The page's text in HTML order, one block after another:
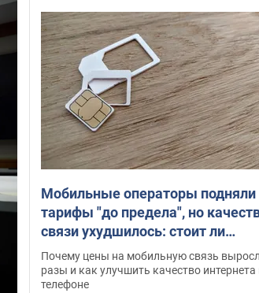
Мобильные операторы подняли
тарифы "до предела", но
связи ухудшилось: стоит ли
жаловаться на цены
Почему цены на мобильную связь
разы и как улучшить качество интернета
телефоне